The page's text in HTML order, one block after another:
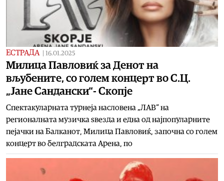
ЕСТРАДА 16.01.2025
Милица Павловиќ за Денот на
вљубените, со голем концерт во С.Ц.
„Јане Сандански“- Скопје
Спектакуларната турнеја насловена „ЛАВ“ на
регионалната музичка ѕвезда и една од најпопуларните
пејачки на Балканот, Милица Павловиќ, започна со голем
концерт во белградската Арена, по